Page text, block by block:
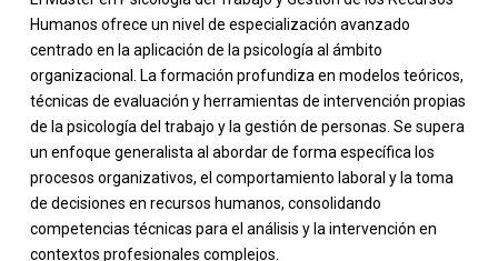
Humanos ofrece un nivel de especialización avanzado
centrado en la aplicación de la psicología al ámbito
organizacional. La formación profundiza en modelos teóricos,
técnicas de evaluación y herramientas de intervención propias
de la psicología del trabajo y la gestión de personas. Se supera
un enfoque generalista al abordar de forma específica los
procesos organizativos, el comportamiento laboral y la toma
de decisiones en recursos humanos, consolidando
competencias técnicas para el análisis y la intervención en
contextos profesionales complejos.
-